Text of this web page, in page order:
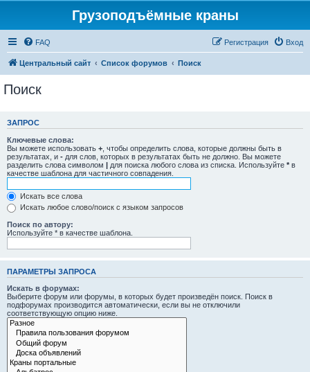
Грузоподъёмные краны
FAQ Вход
Регистрация
Центральный сайт Список форумов Поиск
Поиск
ЗАПРОС
Ключевые слова:
Вы можете использовать + , чтобы определить слова, которые должны быть в
результатах, и - для слов, которых в результатах быть не должно. Вы можете
разделить слова символом | для поиска любого слова из списка. Используйте * в
качестве шаблона для частичного совпадения.
Искать все слова
Искать любое слово/поиск с языком запросов
Поиск по автору:
Используйте * в качестве шаблона.
ПАРАМЕТРЫ ЗАПРОСА
Искать в форумах:
Выберите форум или форумы, в которых будет произведён поиск. Поиск в
подфорумах производится автоматически, если вы не отключили
соответствующую опцию ниже.